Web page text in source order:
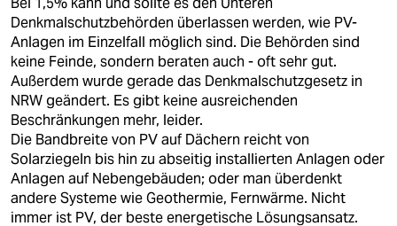
Denkmalschutzbehörden überlassen werden, wie PV-
Anlagen im Einzelfall möglich sind. Die Behörden sind
keine Feinde, sondern beraten auch - oft sehr gut.
Außerdem wurde gerade das Denkmalschutzgesetz in
NRW geändert. Es gibt keine ausreichenden
Beschränkungen mehr, leider.
Die Bandbreite von PV auf Dächern reicht von
Solarziegeln bis hin zu abseitig installierten Anlagen oder
Anlagen auf Nebengebäuden; oder man überdenkt
andere Systeme wie Geothermie, Fernwärme. Nicht
immer ist PV, der beste energetische Lösungsansatz.